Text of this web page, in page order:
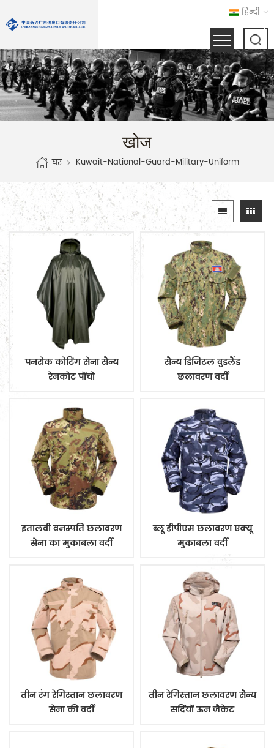
हिन्दी
खोज
घर Kuwait-National-Guard-Military-Uniform
पनरोक कोटिंग सेना सैन्य
रेनकोट पोंचो
सैन्य डिजिटल वुडलैंड
छलावरण वर्दी
इतालवी वनस्पति छलावरण
सेना का मुकाबला वर्दी
ब्लू डीपीएम छलावरण एक्यू
मुकाबला वर्दी
तीन रंग रेगिस्तान छलावरण
सेना की वर्दी
तीन रेगिस्तान छलावरण सैन्य
सर्दियों ऊन जैकेट